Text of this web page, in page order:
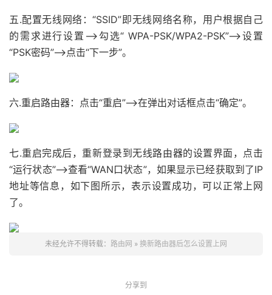
五.配置无线网络：“SSID”即无线网络名称，用户根据自己
的需求进行设置——>勾选“ WPA-PSK/WPA2-PSK”——>设置
“PSK密码”——>点击“下一步”。
六.重启路由器：点击“重启”——>在弹出对话框点击“确定”。
七.重启完成后，重新登录到无线路由器的设置界面，点击
“运行状态”——>查看“WAN口状态”，如果显示已经获取到了IP
地址等信息，如下图所示，表示设置成功，可以正常上网
了。
未经允许不得转载： 路由网 » 换新路由器后怎么设置上网
分享到